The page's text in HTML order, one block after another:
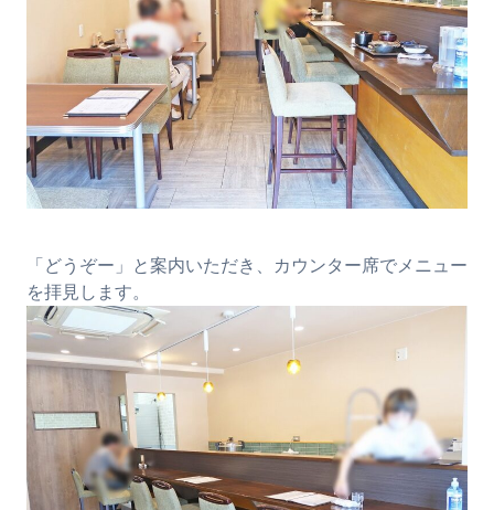
「どうぞー」と案内いただき、カウンター席でメニュー
を拝見します。